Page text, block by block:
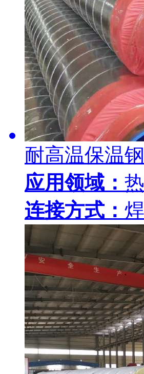
耐高温保温
应用领域：
连接方式：